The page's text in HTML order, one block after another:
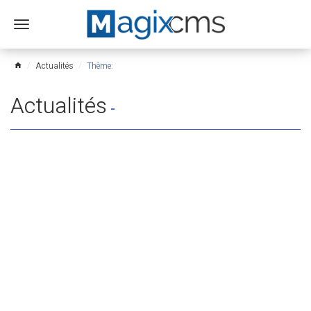
Ouvrir
menu
home Actualités Thème:
Actualités -